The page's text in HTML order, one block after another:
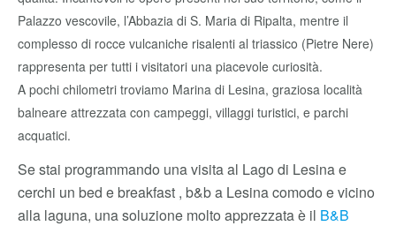
Palazzo vescovile, l’Abbazia di S. Maria di Ripalta, mentre il
complesso di rocce vulcaniche risalenti al triassico (Pietre Nere)
rappresenta per tutti i visitatori una piacevole curiosità.
A pochi chilometri troviamo Marina di Lesina, graziosa località
balneare attrezzata con campeggi, villaggi turistici, e parchi
acquatici.
Se stai programmando una visita al Lago di Lesina e
cerchi un bed e breakfast , b&b a Lesina comodo e vicino
alla laguna, una soluzione molto apprezzata è il B&B